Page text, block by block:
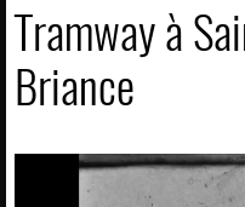
Tramway à
Briance